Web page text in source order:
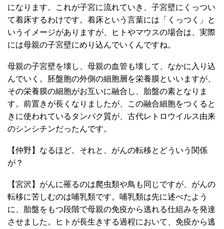
になります。これが子宮に流れていき、子宮壁にくっつい
て着床するわけです。着床という言葉には「くっつく」と
いうイメージがありますが、ヒトやマウスの場合は、実際
には母親の子宮壁にめり込んでいくんですね。
母親の子宮壁を壊し、母親の血管も壊して、なかに入り込
んでいく。胚盤胞の外側の細胞層を栄養膜といいますが、
その栄養膜の細胞がお互いに融合し、胎盤の素となりま
す。前置きが長くなりましたが、この融合細胞をつくると
きに使われているタンパク質が、古代レトロウイルス由来
のシンシチンだったんです。
【仲野】なるほど。それと、がんの転移とどういう関係
が？
【宮沢】がんに罹るのは爬虫類や鳥も同じですが、がんの
転移に苦しむのは哺乳類です。哺乳類は先に述べたよう
に、胎盤をもつ段階で母親の免疫から逃れる仕組みを発達
させました。ヒトが長生きする過程において、免疫から逃